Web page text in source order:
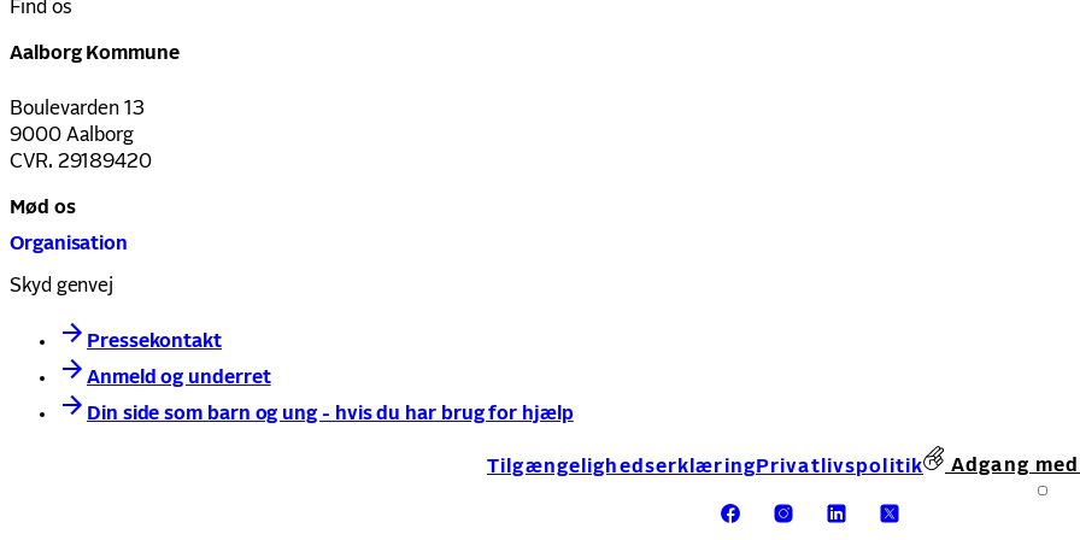
Find os
Aalborg Kommune
Boulevarden 13
9000 Aalborg
CVR. 29189420
Mød os
Organisation
Skyd genvej
Pressekontakt
Anmeld og underret
Din side som barn og ung - hvis du har brug for hjælp
TilgængelighedserklæringPrivatlivspolitik Adgang